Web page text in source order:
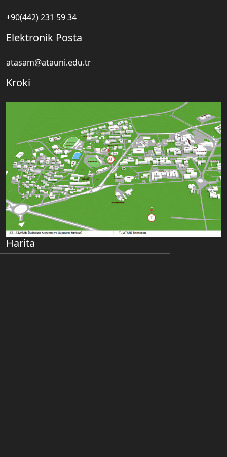
+90(442) 231 59 34
Elektronik Posta
atasam@atauni.edu.tr
Kroki
Harita